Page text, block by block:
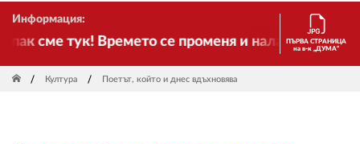
Информация:
сме тук! Времето се променя и налага
ПЪРВА СТРАНИЦА
на в-к „ДУМА“
Култура Поетът, който и днес вдъхновява